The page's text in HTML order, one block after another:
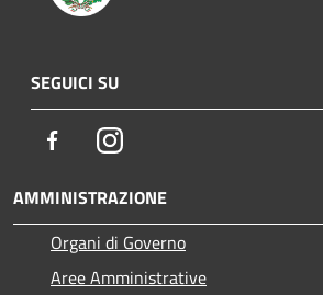
SEGUICI SU
FacebookInstagram
AMMINISTRAZIONE
Organi di Governo
Aree Amministrative